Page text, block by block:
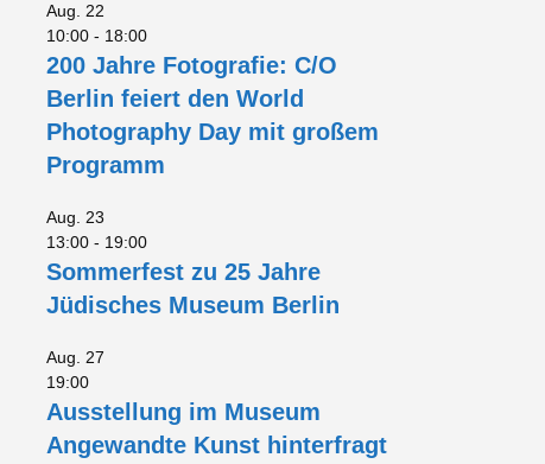
Aug. 22
10:00 - 18:00
200 Jahre Fotografie: C/O
Berlin feiert den World
Photography Day mit großem
Programm
Aug. 23
13:00 - 19:00
Sommerfest zu 25 Jahre
Jüdisches Museum Berlin
Aug. 27
19:00
Ausstellung im Museum
Angewandte Kunst hinterfragt